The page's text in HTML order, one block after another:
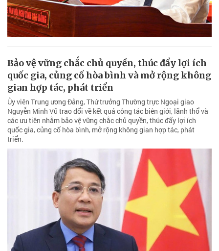
Bảo vệ vững chắc chủ quyền, thúc đẩy lợi ích
quốc gia, củng cố hòa bình và mở rộng không
gian hợp tác, phát triển
Ủy viên Trung ương Đảng, Thứ trưởng Thường trực Ngoại giao
Nguyễn Minh Vũ trao đổi về kết quả công tác biên giới, lãnh thổ và
các ưu tiên nhằm bảo vệ vững chắc chủ quyền, thúc đẩy lợi ích
quốc gia, củng cố hòa bình, mở rộng không gian hợp tác, phát
triển.